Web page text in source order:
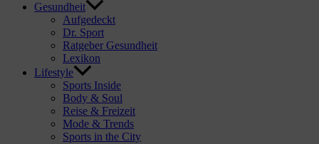
Gesundheit
Aufgedeckt
Dr. Sport
Ratgeber Gesundheit
Lexikon
Lifestyle
Sports Inside
Body & Soul
Reise & Freizeit
Mode & Trends
Sports in the City